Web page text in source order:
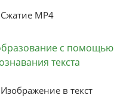
Сжатие MP4
с помощью
текста
Изображение в текст